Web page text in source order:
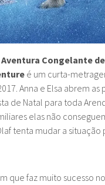
Congelante
é um curta-
Anna e Elsa abrem as
de Natal para toda
elas não
tenta mudar a situação
que faz muito sucesso